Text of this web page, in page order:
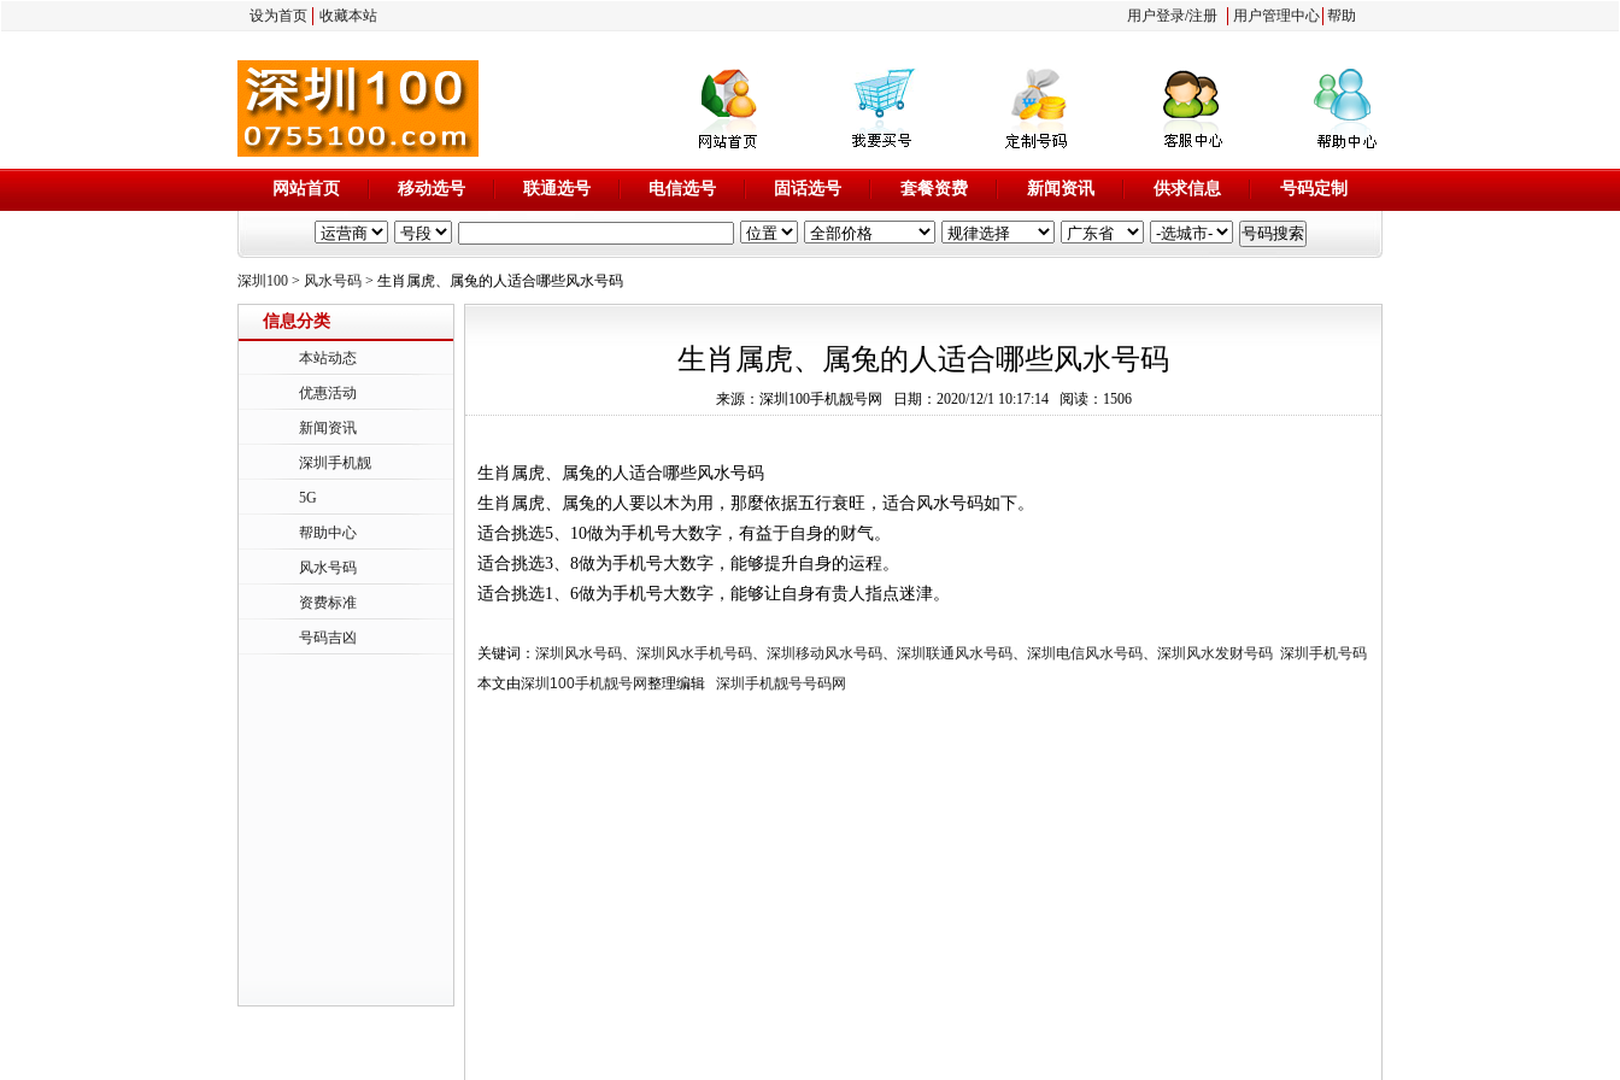
设为首页 收藏本站 用户登录/注册 用户管理中心 帮助
网站首页 移动选号 联通选号 电信选号 固话选号 套餐资费 新闻资讯 供求信息 号码定制
深圳100 > 风水号码 > 生肖属虎、属兔的人适合哪些风水号码
信息分类
本站动态
优惠活动
新闻资讯
深圳手机靓
5G
帮助中心
风水号码
资费标准
号码吉凶
生肖属虎、属兔的人适合哪些风水号码
来源：深圳100手机靓号网 日期：2020/12/1 10:17:14 阅读：1506
生肖属虎、属兔的人适合哪些风水号码
生肖属虎、属兔的人要以木为用，那麼依据五行衰旺，适合风水号码如下。
适合挑选5、10做为手机号大数字，有益于自身的财气。
适合挑选3、8做为手机号大数字，能够提升自身的运程。
适合挑选1、6做为手机号大数字，能够让自身有贵人指点迷津。
关键词： 深圳风水号码、 深圳风水手机号码、 深圳移动风水号码、 深圳联通风水号码、 深圳电信风水号码、 深圳风水发财号码 深圳手机号码
本文由深圳100手机靓号网整理编辑 深圳手机靓号号码网